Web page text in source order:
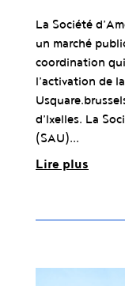
La Société
un marché
coordination
l’activation de
d’Ixelles. La
(SAU)...
Lire plus